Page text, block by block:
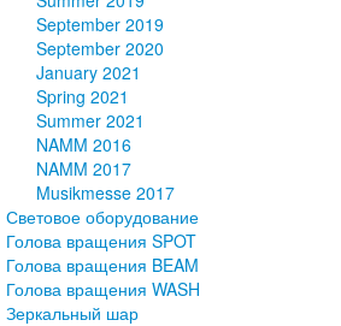
September 2019
September 2020
January 2021
Spring 2021
Summer 2021
NAMM 2016
NAMM 2017
Musikmesse 2017
Световое оборудование
Голова вращения SPOT
Голова вращения BEAM
Голова вращения WASH
Зеркальный шар